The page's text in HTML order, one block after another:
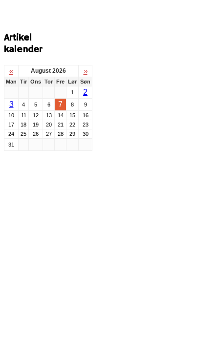
Artikel
kalender
« August 2026 »
Man Tir Ons Tor Fre Lør Søn
1
2
3
4 5 6 7 8
9
10
11 12 13 14 15
16
17
18 19 20 21 22
23
24
25 26 27 28 29
30
31